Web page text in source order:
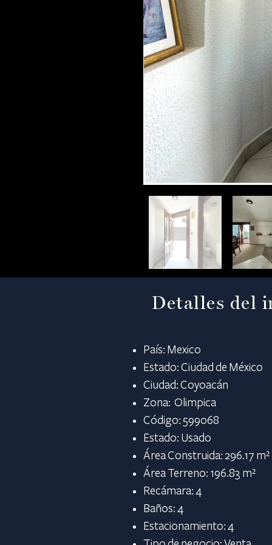
Detalles del
País: Mexico
Estado: Ciudad de México
Ciudad: Coyoacán
Zona: Olimpica
Código: 599068
Estado: Usado
Área Construida: 296.17 m²
Área Terreno: 196.83 m²
Recámara: 4
Baños: 4
Estacionamiento: 4